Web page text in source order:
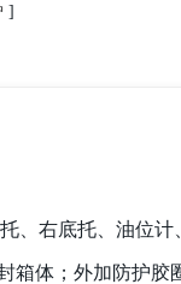
]
、右底托、油位
箱体；外加防护胶